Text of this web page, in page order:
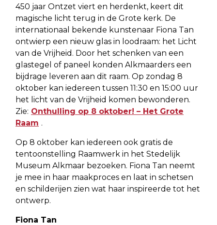
450 jaar Ontzet viert en herdenkt, keert dit
magische licht terug in de Grote kerk. De
internationaal bekende kunstenaar Fiona Tan
ontwierp een nieuw glas in loodraam: het Licht
van de Vrijheid. Door het schenken van een
glastegel of paneel konden Alkmaarders een
bijdrage leveren aan dit raam. Op zondag 8
oktober kan iedereen tussen 11:30 en 15:00 uur
het licht van de Vrijheid komen bewonderen.
Zie: Onthulling op 8 oktober! – Het Grote
Raam .
Op 8 oktober kan iedereen ook gratis de
tentoonstelling Raamwerk in het Stedelijk
Museum Alkmaar bezoeken. Fiona Tan neemt
je mee in haar maakproces en laat in schetsen
en schilderijen zien wat haar inspireerde tot het
ontwerp.
Fiona Tan